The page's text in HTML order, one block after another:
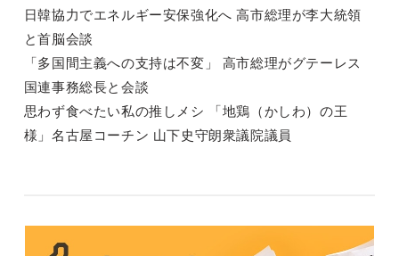
日韓協力でエネルギー安保強化へ 高市総理が李大統領
と首脳会談
「多国間主義への支持は不変」 高市総理がグテーレス
国連事務総長と会談
思わず食べたい私の推しメシ 「地鶏（かしわ）の王
様」名古屋コーチン 山下史守朗衆議院議員